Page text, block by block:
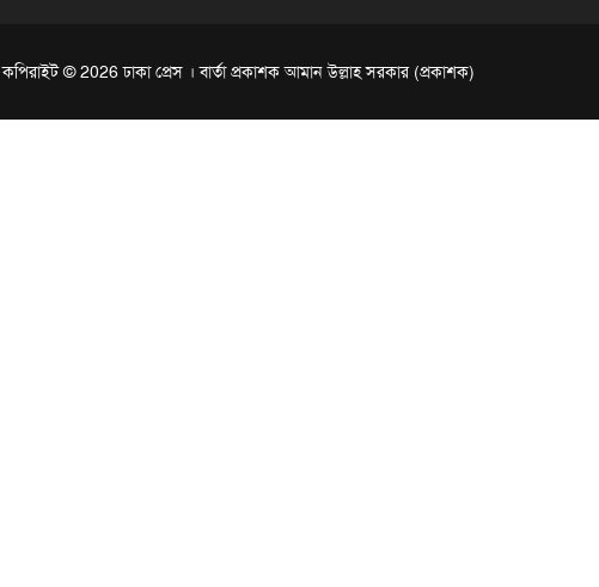
কপিরাইট © 2026 ঢাকা প্রেস । বার্তা প্রকাশক আমান উল্লাহ সরকার (প্রকাশক)